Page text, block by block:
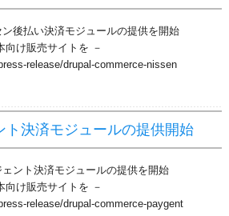
後払い決済モジュールの提供を開始
向け販売サイトを －
release/drupal-commerce-nissen
ト決済モジュールの提供開始
ント決済モジュールの提供を開始
向け販売サイトを －
release/drupal-commerce-paygent